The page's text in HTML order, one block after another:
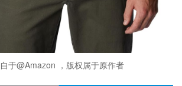
于@Amazon ，版权属于原作者